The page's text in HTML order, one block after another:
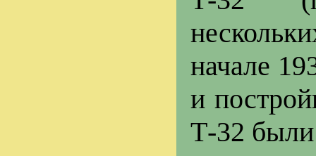
начале
и
Т-32